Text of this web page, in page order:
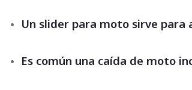
Un slider para moto sirve para
Es común una caída de moto